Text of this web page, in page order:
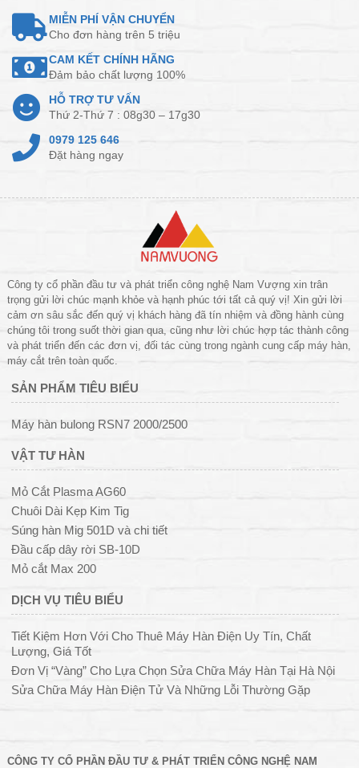
MIỄN PHÍ VẬN CHUYỂN
Cho đơn hàng trên 5 triệu
CAM KẾT CHÍNH HÃNG
Đảm bảo chất lượng 100%
HỖ TRỢ TƯ VẤN
Thứ 2-Thứ 7 : 08g30 – 17g30
0979 125 646
Đặt hàng ngay
Công ty cổ phần đầu tư và phát triển công nghệ Nam Vượng xin trân
trọng gửi lời chúc mạnh khỏe và hạnh phúc tới tất cả quý vị! Xin gửi lời
cảm ơn sâu sắc đến quý vị khách hàng đã tín nhiệm và đồng hành cùng
chúng tôi trong suốt thời gian qua, cũng như lời chúc hợp tác thành công
và phát triển đến các đơn vị, đối tác cùng trong ngành cung cấp máy hàn,
máy cắt trên toàn quốc.
SẢN PHẨM TIÊU BIỂU
Máy hàn bulong RSN7 2000/2500
VẬT TƯ HÀN
Mỏ Cắt Plasma AG60
Chuôi Dài Kẹp Kim Tig
Súng hàn Mig 501D và chi tiết
Đầu cấp dây rời SB-10D
Mỏ cắt Max 200
DỊCH VỤ TIÊU BIỂU
Tiết Kiệm Hơn Với Cho Thuê Máy Hàn Điện Uy Tín, Chất
Lượng, Giá Tốt
Đơn Vị “Vàng” Cho Lựa Chọn Sửa Chữa Máy Hàn Tại Hà Nội
Sửa Chữa Máy Hàn Điện Tử Và Những Lỗi Thường Gặp
CÔNG TY CỔ PHẦN ĐẦU TƯ & PHÁT TRIỂN CÔNG NGHỆ NAM